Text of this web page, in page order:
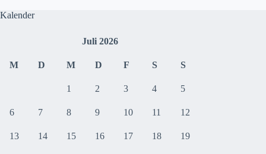
Kalender
Juli 2026
M D M D F S S
1 2 3 4 5
6 7 8 9 10 11 12
13 14 15 16 17 18 19